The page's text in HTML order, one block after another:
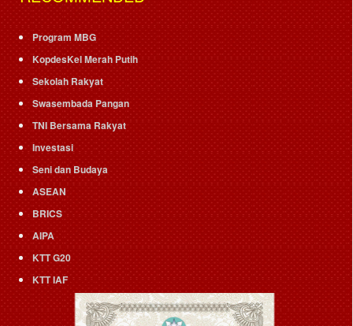
Program MBG
KopdesKel Merah Putih
Sekolah Rakyat
Swasembada Pangan
TNI Bersama Rakyat
Investasi
Seni dan Budaya
ASEAN
BRICS
AIPA
KTT G20
KTT IAF